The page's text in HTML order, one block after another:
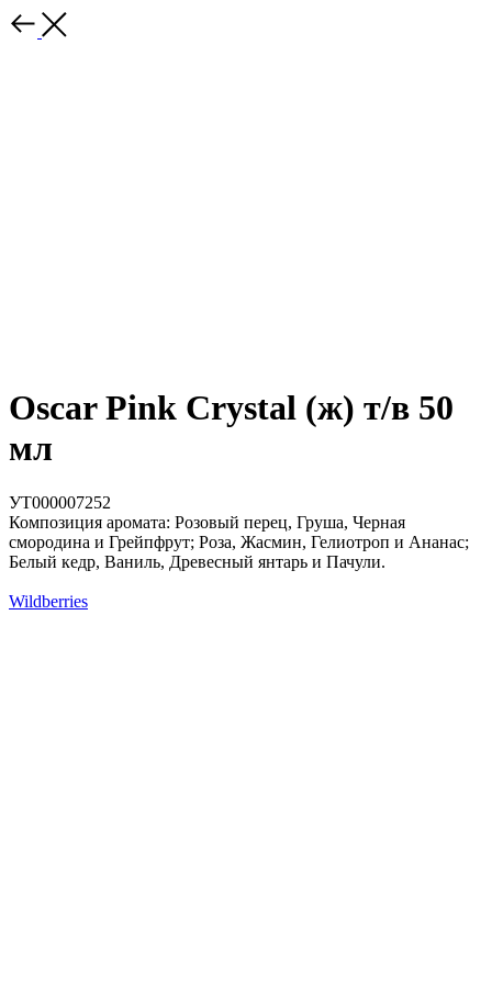
Oscar Pink Crystal (ж) т/в 50
мл
УТ000007252
Композиция аромата: Розовый перец, Груша, Черная
смородина и Грейпфрут; Роза, Жасмин, Гелиотроп и Ананас;
Белый кедр, Ваниль, Древесный янтарь и Пачули.
Wildberries